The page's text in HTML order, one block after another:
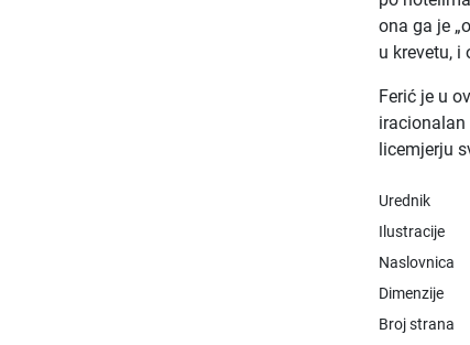
ona ga je
u krevetu, i
Ferić je u
iracionalan
licemjerju
Urednik
Ilustracije
Naslovnica
Dimenzije
Broj strana